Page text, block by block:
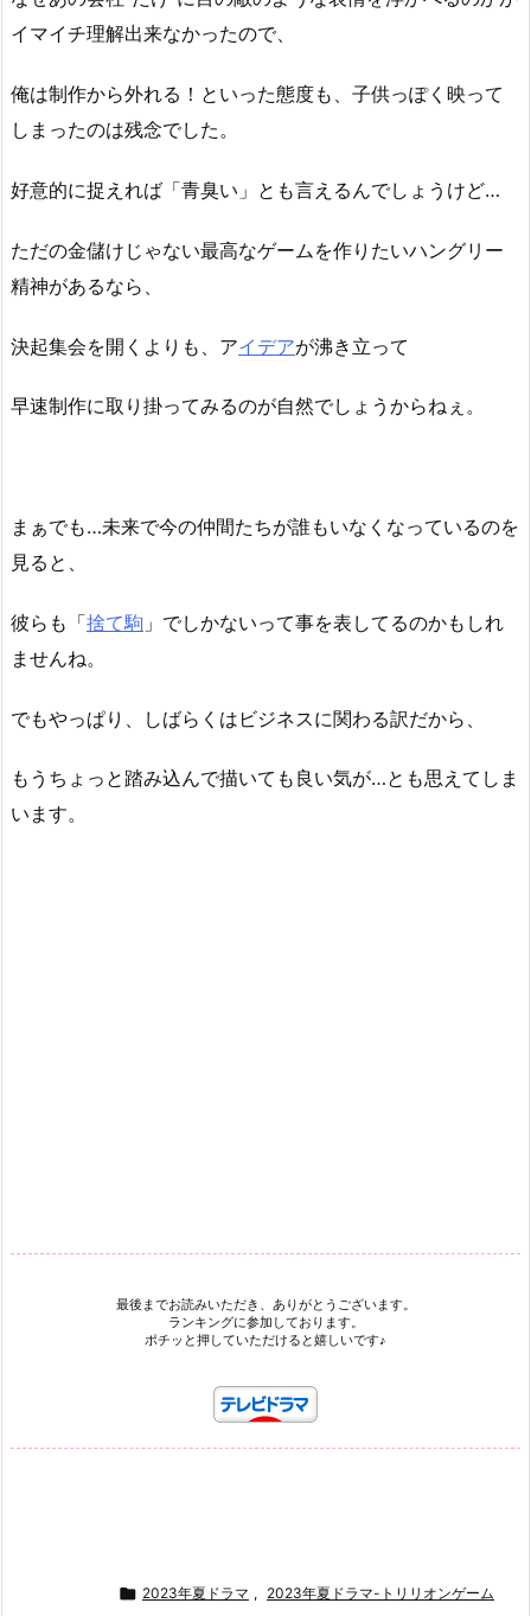
イマイチ理解出来なかったので、
俺は制作から外れる！といった態度も、子供っぽく映って
しまったのは残念でした。
好意的に捉えれば「青臭い」とも言えるんでしょうけど…
ただの金儲けじゃない最高なゲームを作りたいハングリー
精神があるなら、
決起集会を開くよりも、アイデアが沸き立って
早速制作に取り掛ってみるのが自然でしょうからねぇ。
まぁでも…未来で今の仲間たちが誰もいなくなっているのを
見ると、
彼らも「捨て駒 」でしかないって事を表してるのかもしれ
ませんね。
でもやっぱり、しばらくはビジネスに関わる訳だから、
もうちょっと踏み込んで描いても良い気が…とも思えてしま
います。
最後までお読みいただき、ありがとうございます。
ランキングに参加しております。
ポチッと押していただけると嬉しいです♪
 2023年夏ドラマ , 2023年夏ドラマ-トリリオンゲーム